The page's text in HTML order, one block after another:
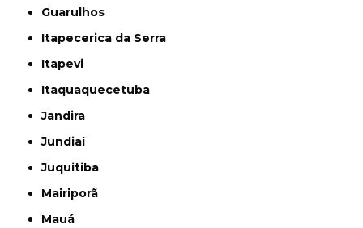
Guarulhos
Itapecerica da Serra
Itapevi
Itaquaquecetuba
Jandira
Jundiaí
Juquitiba
Mairiporã
Mauá